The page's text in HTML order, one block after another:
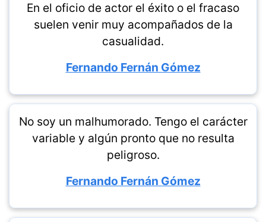
En el oficio de actor el éxito o el fracaso
suelen venir muy acompañados de la
casualidad.
Fernando Fernán Gómez
No soy un malhumorado. Tengo el carácter
variable y algún pronto que no resulta
peligroso.
Fernando Fernán Gómez